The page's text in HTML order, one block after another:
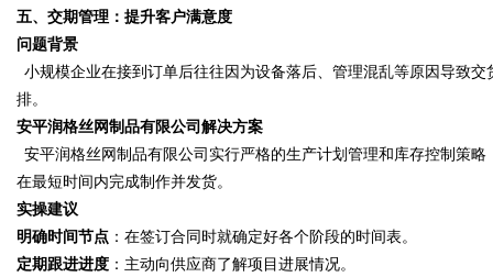
五、交期管理：提升客户满意度
问题背景
小规模企业在接到订单后往往因为设备落后、管理混乱等原因导致交
排。
安平润格丝网制品有限公司 解决方案
安平润格丝网制品有限公司实行严格的生产计划管理和库存控制策
在最短时间内完成制作并发货。
实操建议
明确时间节点 ：在签订合同时就确定好各个阶段的时间表。
定期跟进进度 ：主动向供应商了解项目进展情况。